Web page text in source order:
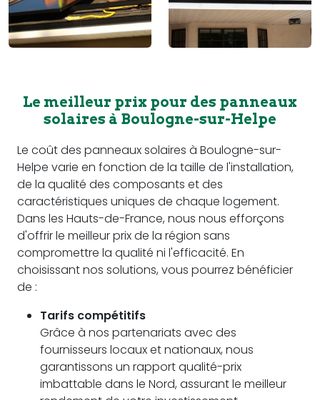
Le meilleur prix pour des panneaux
solaires à Boulogne-sur-Helpe
Le coût des panneaux solaires à Boulogne-sur-
Helpe varie en fonction de la taille de l'installation,
de la qualité des composants et des
caractéristiques uniques de chaque logement.
Dans les Hauts-de-France, nous nous efforçons
d'offrir le meilleur prix de la région sans
compromettre la qualité ni l'efficacité. En
choisissant nos solutions, vous pourrez bénéficier
de :
Tarifs compétitifs
Grâce à nos partenariats avec des
fournisseurs locaux et nationaux, nous
garantissons un rapport qualité-prix
imbattable dans le Nord, assurant le meilleur